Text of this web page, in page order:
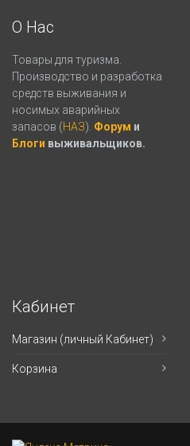
О Нас
Товары для туризма.
Производство и разработка
средств выживания и
носимых аварийных
запасов (НАЗ). Форум и
Блоги выживальщиков.
Кабинет
Магазин (личный Кабинет)
Корзина